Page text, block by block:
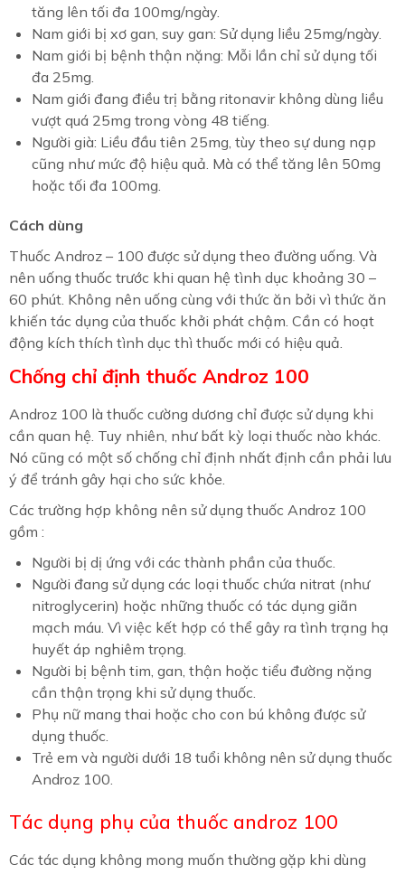
tăng lên tối đa 100mg/ngày.
Nam giới bị xơ gan, suy gan: Sử dụng liều 25mg/ngày.
Nam giới bị bệnh thận nặng: Mỗi lần chỉ sử dụng tối
đa 25mg.
Nam giới đang điều trị bằng ritonavir không dùng liều
vượt quá 25mg trong vòng 48 tiếng.
Người già: Liều đầu tiên 25mg, tùy theo sự dung nạp
cũng như mức độ hiệu quả. Mà có thể tăng lên 50mg
hoặc tối đa 100mg.
Cách dùng
Thuốc Androz – 100 được sử dụng theo đường uống. Và
nên uống thuốc trước khi quan hệ tình dục khoảng 30 –
60 phút. Không nên uống cùng với thức ăn bởi vì thức ăn
khiến tác dụng của thuốc khởi phát chậm. Cần có hoạt
động kích thích tình dục thì thuốc mới có hiệu quả.
Chống chỉ định thuốc Androz 100
Androz 100 là thuốc cường dương chỉ được sử dụng khi
cần quan hệ. Tuy nhiên, như bất kỳ loại thuốc nào khác.
Nó cũng có một số chống chỉ định nhất định cần phải lưu
ý để tránh gây hại cho sức khỏe.
Các trường hợp không nên sử dụng thuốc Androz 100
gồm :
Người bị dị ứng với các thành phần của thuốc.
Người đang sử dụng các loại thuốc chứa nitrat (như
nitroglycerin) hoặc những thuốc có tác dụng giãn
mạch máu. Vì việc kết hợp có thể gây ra tình trạng hạ
huyết áp nghiêm trọng.
Người bị bệnh tim, gan, thận hoặc tiểu đường nặng
cần thận trọng khi sử dụng thuốc.
Phụ nữ mang thai hoặc cho con bú không được sử
dụng thuốc.
Trẻ em và người dưới 18 tuổi không nên sử dụng thuốc
Androz 100.
Tác dụng phụ của thuốc androz 100
Các tác dụng không mong muốn thường gặp khi dùng